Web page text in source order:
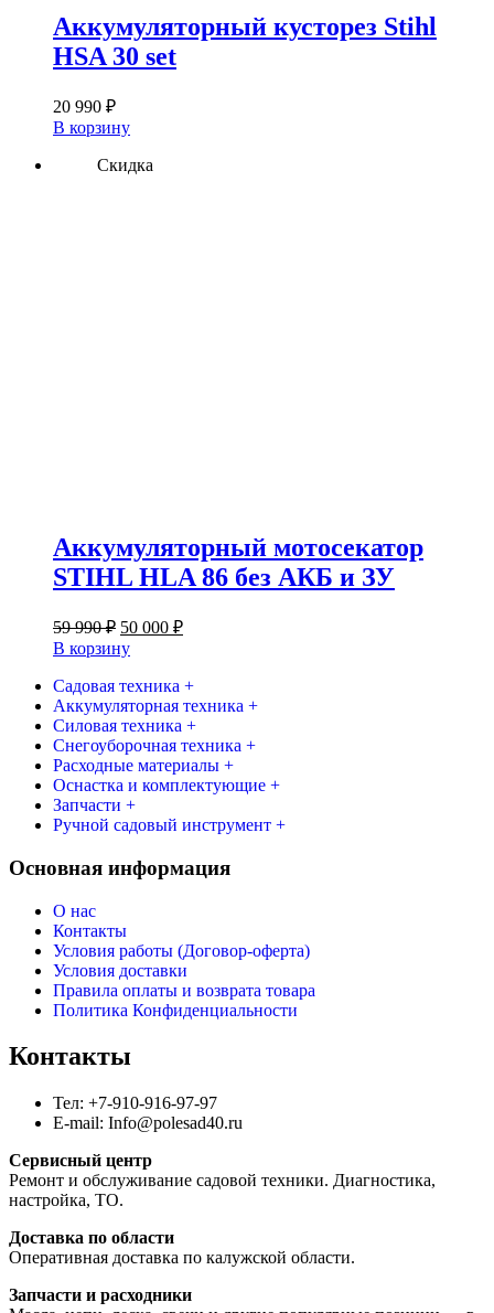
Аккумуляторный кусторез Stihl
HSA 30 set
20 990 ₽
В корзину
Скидка
Аккумуляторный мотосекатор
STIHL HLA 86 без АКБ и ЗУ
59 990₽ Первоначальная
цена
составляла
59
990 ₽.
50 000 ₽Текущая
000 ₽.
В корзину
Садовая техника +
Аккумуляторная техника +
Силовая техника +
Снегоуборочная техника +
Расходные материалы +
Оснастка и комплектующие +
Запчасти +
Ручной садовый инструмент +
Основная информация
О нас
Контакты
Условия работы (Договор-оферта)
Условия доставки
Правила оплаты и возврата товара
Политика Конфиденциальности
Контакты
Тел: +7-910-916-97-97
E-mail: Info@polesad40.ru
Сервисный центр
Ремонт и обслуживание садовой техники. Диагностика,
настройка, ТО.
Доставка по области
Оперативная доставка по калужской области.
Запчасти и расходники